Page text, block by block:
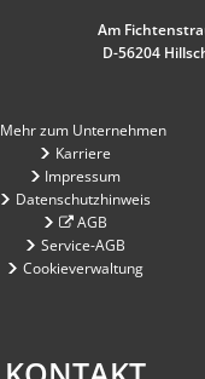
Am
D-56204
Mehr zum Unternehmen
Karriere
Impressum
Datenschutzhinweis
AGB
Service-AGB
Cookieverwaltung